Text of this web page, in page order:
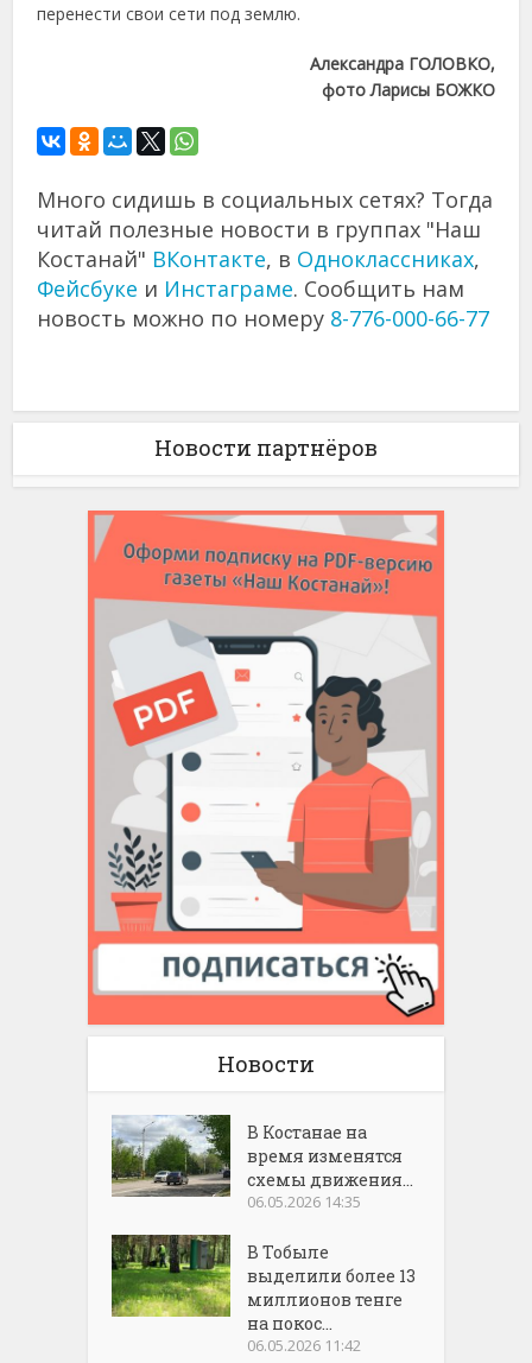
перенести свои сети под землю.
Александра ГОЛОВКО,
фото Ларисы БОЖКО
Много сидишь в социальных сетях? Тогда
читай полезные новости в группах "Наш
Костанай" ВКонтакте, в Одноклассниках,
Фейсбуке и Инстаграме. Сообщить нам
новость можно по номеру 8-776-000-66-77
Новости партнёров
Новости
В Костанае на
время изменятся
схемы движения...
06.05.2026 14:35
В Тобыле
выделили более 13
миллионов тенге
на покос...
06.05.2026 11:42